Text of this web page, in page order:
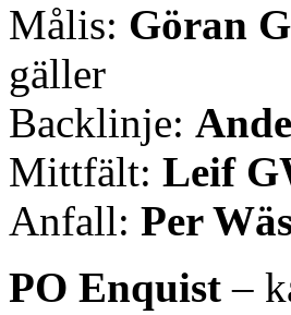
Målis: Göran
gäller
Backlinje:
Mittfält: Leif
Anfall: Per
PO Enquist –